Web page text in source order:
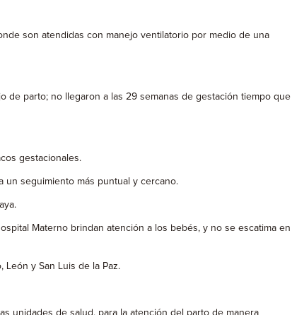
son atendidas con manejo ventilatorio por medio de una
de parto; no llegaron a las 29 semanas de gestación tiempo que
gestacionales.
un seguimiento más puntual y cercano.
Materno brindan atención a los bebés, y no se escatima en
y San Luis de la Paz.
unidades de salud, para la atención del parto de manera